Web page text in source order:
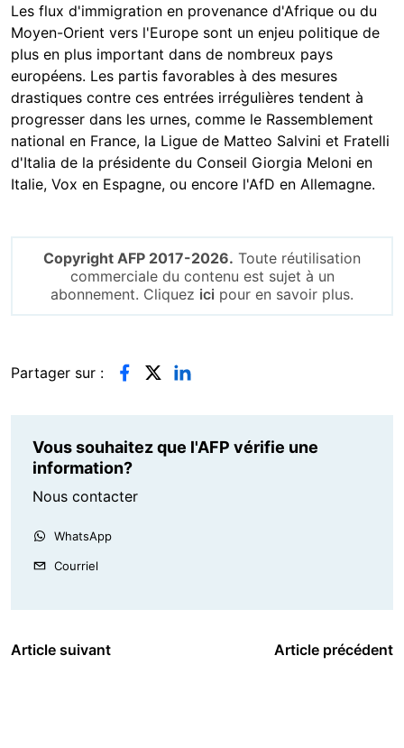
Les flux d'immigration en provenance d'Afrique ou du
Moyen-Orient vers l'Europe sont un enjeu politique de
plus en plus important dans de nombreux pays
européens. Les partis favorables à des mesures
drastiques contre ces entrées irrégulières tendent à
progresser dans les urnes, comme le Rassemblement
national en France, la Ligue de Matteo Salvini et Fratelli
d'Italia de la présidente du Conseil Giorgia Meloni en
Italie, Vox en Espagne, ou encore l'AfD en Allemagne.
Copyright AFP 2017-2026. Toute réutilisation
commerciale du contenu est sujet à un
abonnement. Cliquez ici pour en savoir plus.
Partager sur :
Vous souhaitez que l'AFP vérifie une
information?
Nous contacter
WhatsApp
Courriel
Article suivant Article précédent